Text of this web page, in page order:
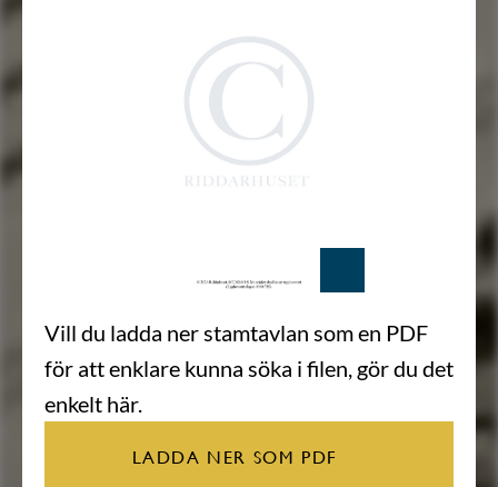
Vill du ladda ner stamtavlan som en PDF
för att enklare kunna söka i filen, gör du det
enkelt här.
LADDA NER SOM PDF